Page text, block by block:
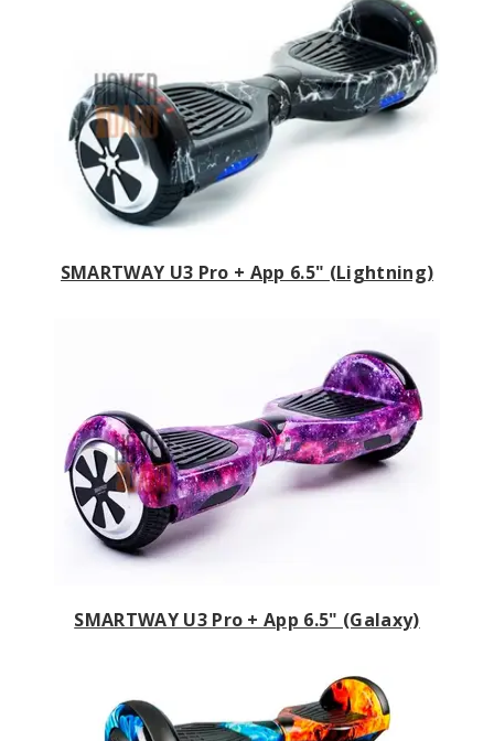
SMARTWAY U3 Pro + App 6.5" (Lightning)
SMARTWAY U3 Pro + App 6.5" (Galaxy)